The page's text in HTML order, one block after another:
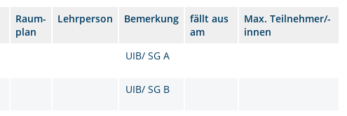
Raum-
plan
Lehrperson Bemerkung
fällt aus
am
Max. Teilnehmer/-
innen
UIB/ SG A
UIB/ SG B